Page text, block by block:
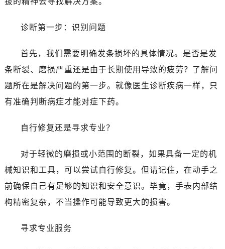
诊断第一步：识别问题
首先，我们需要明确发条损坏的具体情况。是否是发
条断裂、磨损严重还是由于长期使用导致的疲劳？了解问
题所在是解决问题的第一步。就像医生诊断疾病一样，只
有准确判断病症才能对症下药。
自行修复还是寻求专业？
对于轻微的磨损或小范围的断裂，如果具备一定的机
械知识和工具，可以尝试自行修复。但请记住，在动手之
前确保自己有足够的知识和安全意识。毕竟，手表内部结
构精密复杂，不当操作可能导致更大的损害。
寻求专业服务